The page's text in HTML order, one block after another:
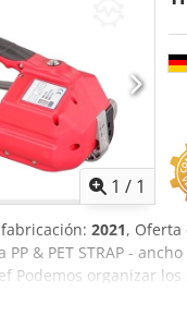
1 / 1
2021, Oferta
PP & PET STRAP -
Podemos organizar
o avión) incluido